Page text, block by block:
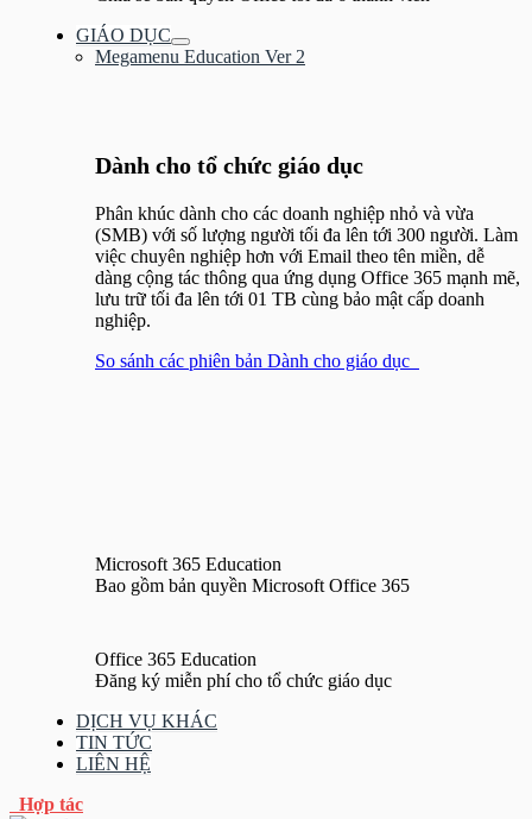
GIÁO DỤC
Bật/tắt
Menu
Megamenu Education Ver 2
Dành cho tổ chức giáo dục
Phân khúc dành cho các doanh nghiệp nhỏ và vừa
(SMB) với số lượng người tối đa lên tới 300 người. Làm
việc chuyên nghiệp hơn với Email theo tên miền, dễ
dàng cộng tác thông qua ứng dụng Office 365 mạnh mẽ,
lưu trữ tối đa lên tới 01 TB cùng bảo mật cấp doanh
nghiệp.
So sánh các phiên bản Dành cho giáo dục
Microsoft 365 Education
Bao gồm bản quyền Microsoft Office 365
Office 365 Education
Đăng ký miễn phí cho tổ chức giáo dục
DỊCH VỤ KHÁC
TIN TỨC
LIÊN HỆ
Hợp tác